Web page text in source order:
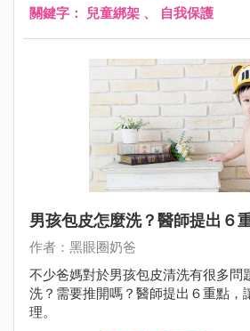
關鍵字： 兒童綁架 、 自我保護
男孩包皮怎麼洗？醫師提出６
作者：黑眼圈奶爸
不少爸媽對於男孩包皮清洗有很多問
洗？需要推開嗎？醫師提出６重點，
理。